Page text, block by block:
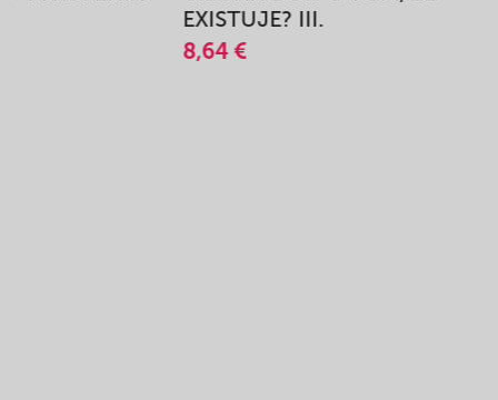
EXISTUJE? III.
8,64 €